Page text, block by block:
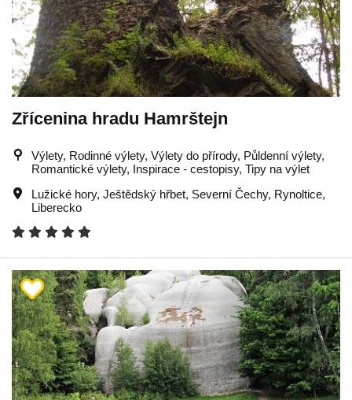
Zřícenina hradu Hamrštejn
Výlety, Rodinné výlety, Výlety do přírody, Půldenní výlety,
Romantické výlety, Inspirace - cestopisy, Tipy na výlet
Lužické hory, Ještědský hřbet, Severní Čechy, Rynoltice,
Liberecko